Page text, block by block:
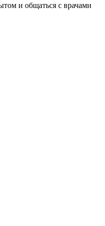
и общаться с врачами